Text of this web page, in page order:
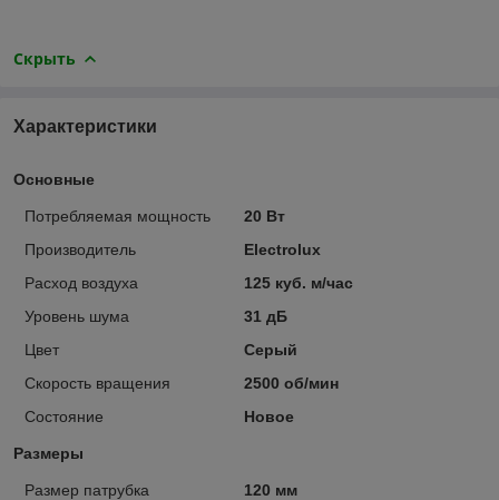
Скрыть
Характеристики
Основные
Потребляемая мощность
20 Вт
Производитель
Electrolux
Расход воздуха
125 куб. м/час
Уровень шума
31 дБ
Цвет
Серый
Скорость вращения
2500 об/мин
Состояние
Новое
Размеры
Размер патрубка 120 мм